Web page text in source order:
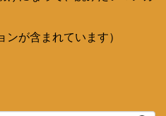
ンが含まれています）